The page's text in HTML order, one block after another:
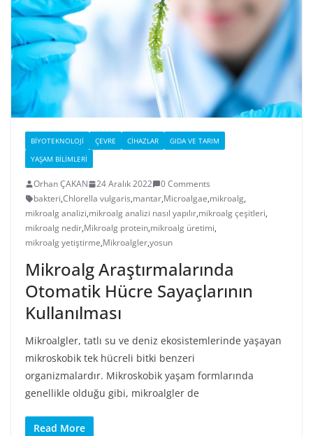
BIYOTEKNOLOJI ÇEVRE CIHAZLAR
GIDA VE TARIM
YAŞAM BILIMLERI
Orhan ÇAKAN 24 Aralık 2022
0 Comments
bakteri,Chlorella vulgaris,mantar,Microalgae,mikroalg,
mikroalg analizi,mikroalg analizi nasıl yapılır,mikroalg çeşitleri,
mikroalg nedir,Mikroalg protein,mikroalg üretimi,
mikroalg yetiştirme,Mikroalgler,yosun
Mikroalg Araştırmalarında
Otomatik Hücre Sayaçlarının
Kullanılması
Mikroalgler, tatlı su ve deniz ekosistemlerinde yaşayan
mikroskobik tek hücreli bitki benzeri
organizmalardır. Mikroskobik yaşam formlarında
genellikle olduğu gibi, mikroalgler de
Read More